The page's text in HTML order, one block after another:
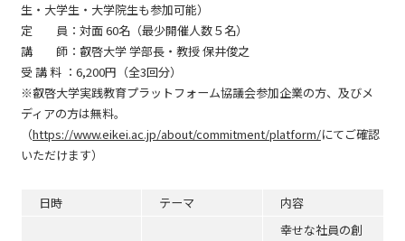
生・大学生・大学院生も参加可能）
定 員：対面 60名（最少開催人数５名）
講 師：叡啓大学 学部長・教授 保井俊之
受 講 料 ：6,200円（全3回分）
※叡啓大学実践教育プラットフォーム協議会参加企業の方、及びメ
ディアの方は無料。
（https://www.eikei.ac.jp/about/commitment/platform/にてご確認
いただけます）
日時 テーマ 内容
幸せな社員の創